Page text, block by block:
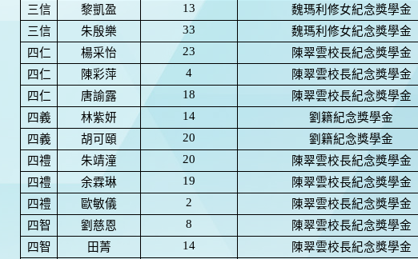
三信
黎凱盈 13
魏瑪利修女紀念獎學金
三信
朱殷樂 33
魏瑪利修女紀念獎學金
四仁
楊采怡 23
陳翠雲校長紀念獎學金
四仁
陳彩萍 4
陳翠雲校長紀念獎學金
四仁
唐諭露 18
陳翠雲校長紀念獎學金
四義
林紫妍 14
劉籍紀念獎學金
四義
胡可頤 20
劉籍紀念獎學金
四禮
朱靖潼 20
陳翠雲校長紀念獎學金
四禮
余霖琳 19
陳翠雲校長紀念獎學金
四禮
歐敏儀 2
陳翠雲校長紀念獎學金
四智
劉慈恩 8
陳翠雲校長紀念獎學金
四智
田菁 14
陳翠雲校長紀念獎學金